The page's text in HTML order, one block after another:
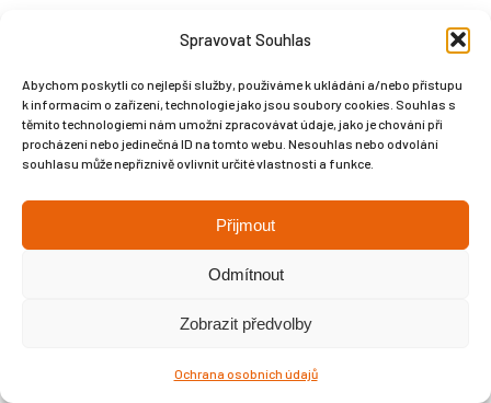
Spravovat Souhlas
Abychom poskytli co nejlepší služby, používáme k ukládání a/nebo přístupu
k informacím o zařízení, technologie jako jsou soubory cookies. Souhlas s
těmito technologiemi nám umožní zpracovávat údaje, jako je chování při
procházení nebo jedinečná ID na tomto webu. Nesouhlas nebo odvolání
souhlasu může nepříznivě ovlivnit určité vlastnosti a funkce.
Přijmout
Odmítnout
Zobrazit předvolby
Ochrana osobních údajů
Copyright © Weiron Dynamics, s.r.o. |Tvorba webových stráneka
SEO